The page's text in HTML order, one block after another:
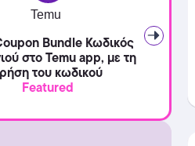
Temu
Bundle Κωδικός
στο Temu app, με τη
του κωδικού
Featured